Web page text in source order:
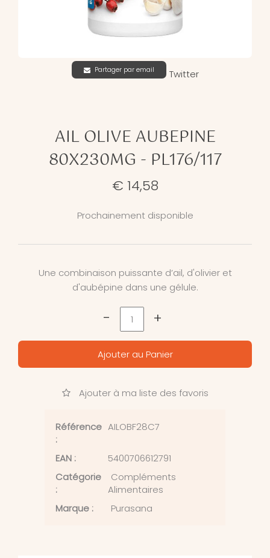
Partager par email Twitter
AIL OLIVE AUBEPINE
80X230MG - PL176/117
€ 14,58
Prochainement disponible
Une combinaison puissante d’ail, d'olivier et
d'aubépine dans une gélule.
- +
Ajouter au Panier
Ajouter à ma liste des favoris
Référence
:
AILOBF28C7
EAN :
5400706612791
Catégorie
:
Compléments
Alimentaires
Marque :
Purasana